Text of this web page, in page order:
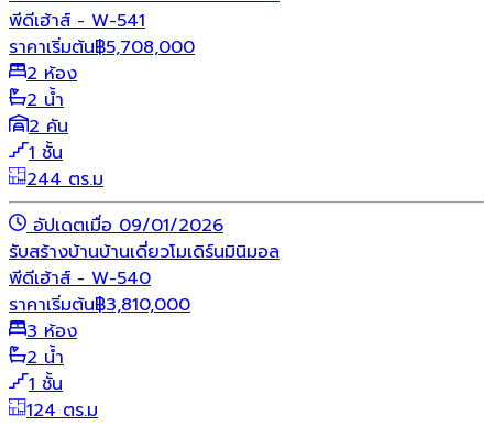
พีดีเฮ้าส์ - W-541
ราคาเริ่มต้น฿5,708,000
2 ห้อง
2 น้ำ
2 คัน
1 ชั้น
244 ตร.ม
อัปเดตเมื่อ 09/01/2026
รับสร้างบ้านบ้านเดี่ยวโมเดิร์นมินิมอล
พีดีเฮ้าส์ - W-540
ราคาเริ่มต้น฿3,810,000
3 ห้อง
2 น้ำ
1 ชั้น
124 ตร.ม